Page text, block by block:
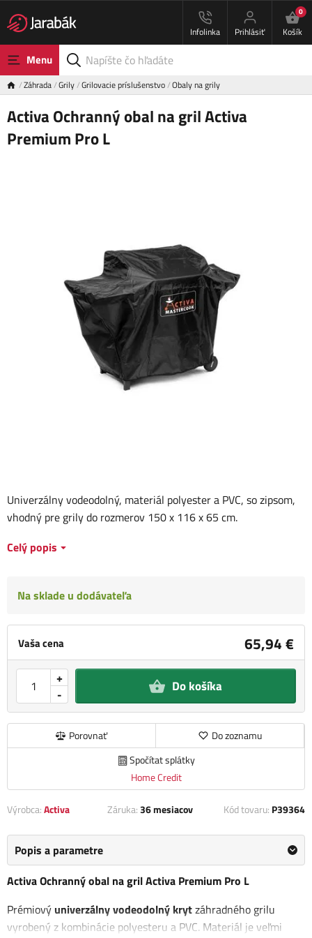
Infolinka Prihlásiť
0
Košík
Menu
Záhrada Grily Grilovacie príslušenstvo Obaly na grily
Activa Ochranný obal na gril Activa
Premium Pro L
Vaša cena 65,94 €
-
+ Do košíka
Porovnať
Do zoznamu
Spočítat splátky
Home Credit
Univerzálny vodeodolný, materiál polyester a PVC, so zipsom,
vhodný pre grily do rozmerov 150 x 116 x 65 cm.
Celý popis
Na sklade u dodávateľa
Výrobca:Activa Záruka:36 mesiacov Kód tovaru: P39364
Popis a parametre
Activa Ochranný obal na gril Activa Premium Pro L
Prémiový univerzálny vodeodolný krytzáhradného grilu
vyrobený z kombinácie polyesteru a PVC. Materiál je veľmi